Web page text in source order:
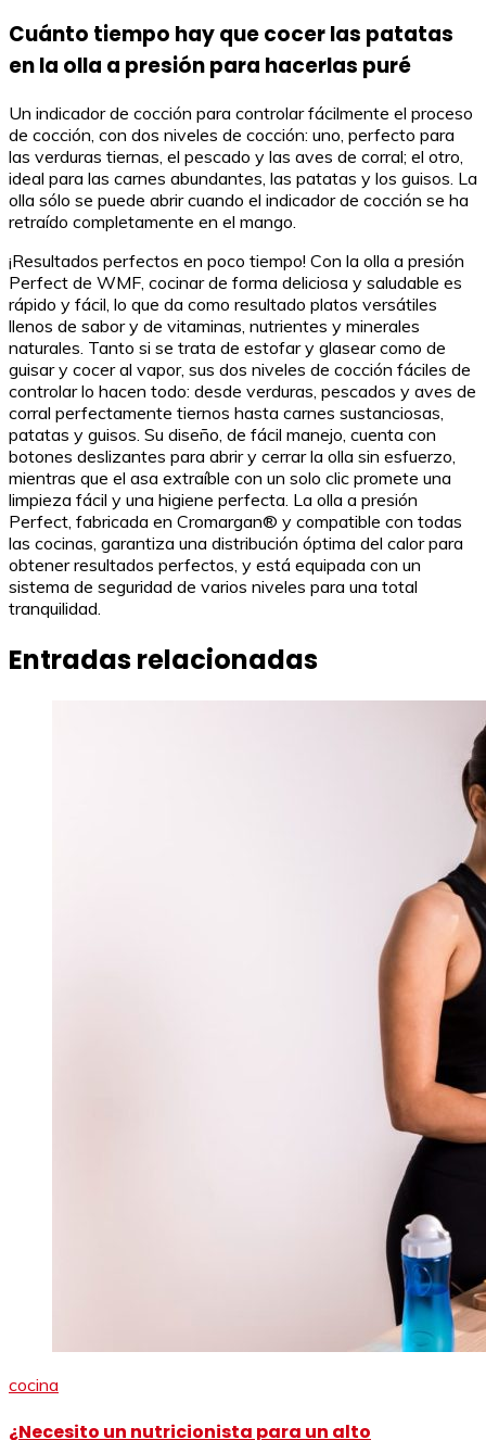
Cuánto tiempo hay que cocer las patatas
en la olla a presión para hacerlas puré
Un indicador de cocción para controlar fácilmente el proceso
de cocción, con dos niveles de cocción: uno, perfecto para
las verduras tiernas, el pescado y las aves de corral; el otro,
ideal para las carnes abundantes, las patatas y los guisos. La
olla sólo se puede abrir cuando el indicador de cocción se ha
retraído completamente en el mango.
¡Resultados perfectos en poco tiempo! Con la olla a presión
Perfect de WMF, cocinar de forma deliciosa y saludable es
rápido y fácil, lo que da como resultado platos versátiles
llenos de sabor y de vitaminas, nutrientes y minerales
naturales. Tanto si se trata de estofar y glasear como de
guisar y cocer al vapor, sus dos niveles de cocción fáciles de
controlar lo hacen todo: desde verduras, pescados y aves de
corral perfectamente tiernos hasta carnes sustanciosas,
patatas y guisos. Su diseño, de fácil manejo, cuenta con
botones deslizantes para abrir y cerrar la olla sin esfuerzo,
mientras que el asa extraíble con un solo clic promete una
limpieza fácil y una higiene perfecta. La olla a presión
Perfect, fabricada en Cromargan® y compatible con todas
las cocinas, garantiza una distribución óptima del calor para
obtener resultados perfectos, y está equipada con un
sistema de seguridad de varios niveles para una total
tranquilidad.
Entradas relacionadas
cocina
¿Necesito un nutricionista para un alto